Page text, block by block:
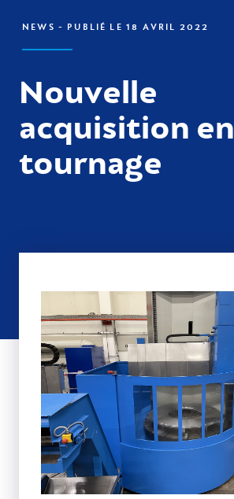
NEWS - PUBLIÉ LE 18 AVRIL 2022
Nouvelle
acquisition en
tournage